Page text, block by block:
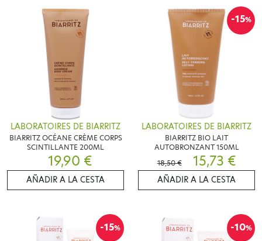
LABORATOIRES DE BIARRITZ
BIARRITZ OCÉANE CRÈME CORPS
SCINTILLANTE 200ML
19,90 €
AÑADIR A LA CESTA
-15%
LABORATOIRES DE BIARRITZ
BIARRITZ BIO LAIT
AUTOBRONZANT 150ML
18,50 €
15,73 €
AÑADIR A LA CESTA
-15% -10%